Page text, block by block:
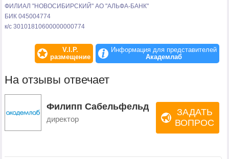
ФИЛИАЛ "НОВОСИБИРСКИЙ" АО "АЛЬФА-БАНК"
БИК 045004774
к/с 30101810600000000774
V.I.P.
размещение
Информация для представителей
Академлаб
На отзывы отвечает
Филипп Сабельфельд
директор
ЗАДАТЬ
ВОПРОС